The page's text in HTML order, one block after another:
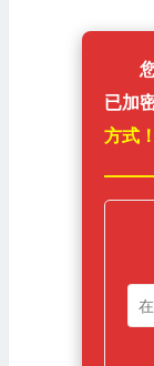
已加
方式！